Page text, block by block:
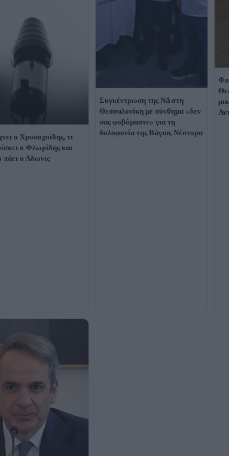
ο Χρυσοχοϊδης, τι
ο Φλωρίδης και
πάει ο Αδωνις
Συγκέντρωση της ΝΔ στη
Θεσσαλονίκη με σύνθημα «δεν
σας φοβόμαστε» για τη
δολοφονία της Βάγιας Νέστορα